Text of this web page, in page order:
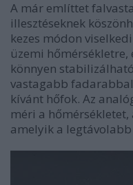
A már említtet
illesztéseknek
kezes módon
üzemi hőmérsékletre,
könnyen
vastagabb
kívánt hőfok. Az
méri a
amelyik a